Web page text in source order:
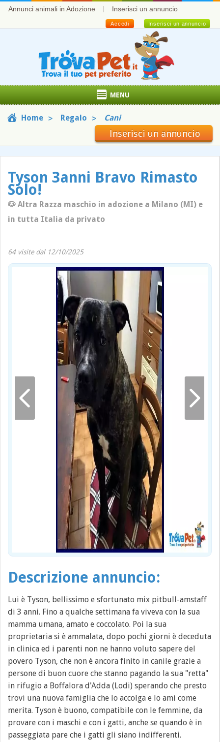
Annunci animali in Adozione Inserisci un annuncio
Inserisci un annuncio
Accedi
MENU
Home Regalo Cani
Inserisci un annuncio
Tyson 3anni Bravo Rimasto
Solo!
🐶 Altra Razza maschio in adozione a Milano (MI) e
in tutta Italia da privato
64 visite dal 12/10/2025
Descrizione annuncio:
Lui è Tyson, bellissimo e sfortunato mix pitbull-amstaff
di 3 anni. Fino a qualche settimana fa viveva con la sua
mamma umana, amato e coccolato. Poi la sua
proprietaria si è ammalata, dopo pochi giorni è deceduta
in clinica ed i parenti non ne hanno voluto sapere del
povero Tyson, che non è ancora finito in canile grazie a
persone di buon cuore che stanno pagando la sua "retta"
in rifugio a Boffalora d'Adda (Lodi) sperando che presto
trovi una nuova famiglia che lo accolga e lo ami come
merita. Tyson è buono, compatibile con le femmine, da
provare con i maschi e con i gatti, anche se quando è in
passeggiata pare che i gatti gli siano indifferenti.